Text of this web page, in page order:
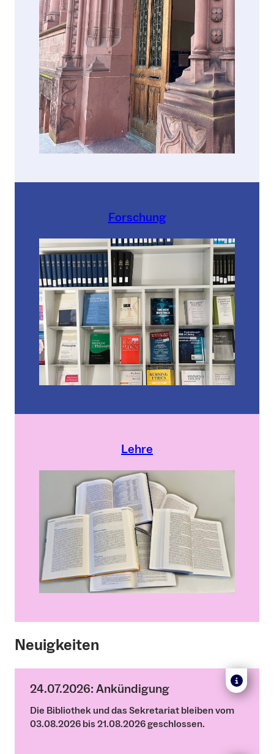
Forschung
Lehre
Neuigkeiten
24.07.2026: Ankündigung
Die Bibliothek und das Sekretariat bleiben vom
03.08.2026 bis 21.08.2026 geschlossen.